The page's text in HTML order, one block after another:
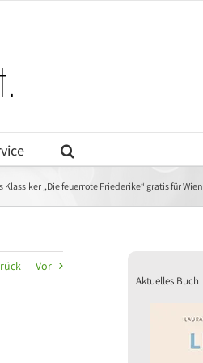
„Die feuerrote Friederike“ gratis für
Vor
Aktuelles Buch